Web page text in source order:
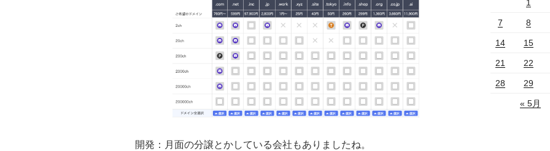
開発：月面の分譲とかしている会社もありましたね。
1
7 8
14 15
21 22
28 29
« 5月